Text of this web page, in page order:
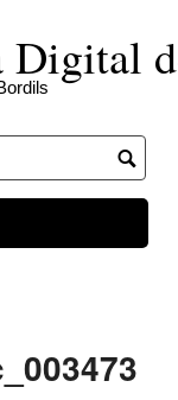
Digital